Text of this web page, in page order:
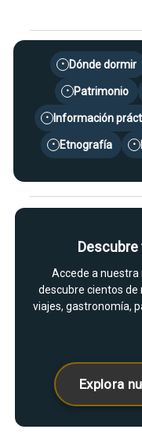
• Dónde dormir
• Patrimonio
• Información
• Etnografía •
Accede a
descubre cientos de
viajes, gastronomía,
Explora